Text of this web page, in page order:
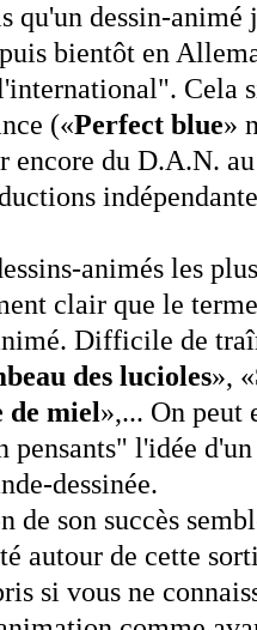
qu'un dessin-animé
bientôt en
Cela
(«Perfect blue»
encore du D.A.N.
animés les
clair que le
Difficile de
des lucioles», «
de miel»,... On peut
pensants" l'idée
dessinée.
de son succès
autour de cette
si vous ne